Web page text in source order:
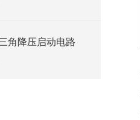
角降压启动电路